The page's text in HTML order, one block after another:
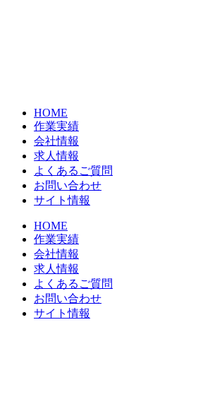
HOME
作業実績
会社情報
求人情報
よくあるご質問
お問い合わせ
サイト情報
HOME
作業実績
会社情報
求人情報
よくあるご質問
お問い合わせ
サイト情報